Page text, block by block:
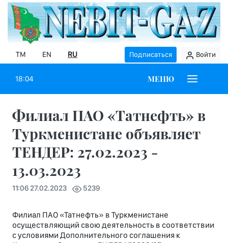
TM EN RU Подписаться Войти
18:04 МЕНЮ
Филиал ПАО «Татнефть» в
Туркменистане объявляет
ТЕНДЕР: 27.02.2023 -
13.03.2023
11:06 27.02.2023 5239
Филиал ПАО «Татнефть» в Туркменистане
осуществляющий свою деятельность в соответствии
с условиями Дополнительного соглашения к